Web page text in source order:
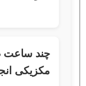
چند ساعت
مکزیکی